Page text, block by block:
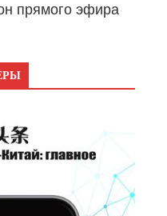
прямого эфира